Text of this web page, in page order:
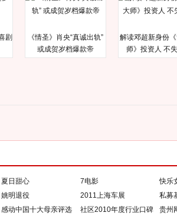
剧
《情圣》肖央“真诚出轨”
或成贺岁档爆款帝
解读邓超新身份
师》投资人 不
夏日甜心 7电影
快乐
姚明退役 2011上海车展
私募
感动中国十大母亲评选
社区2010年度行业口碑
贵州